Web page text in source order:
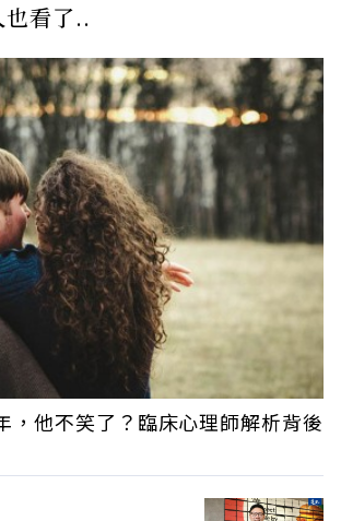
看了..
，他不笑了？臨床心理師解析背後